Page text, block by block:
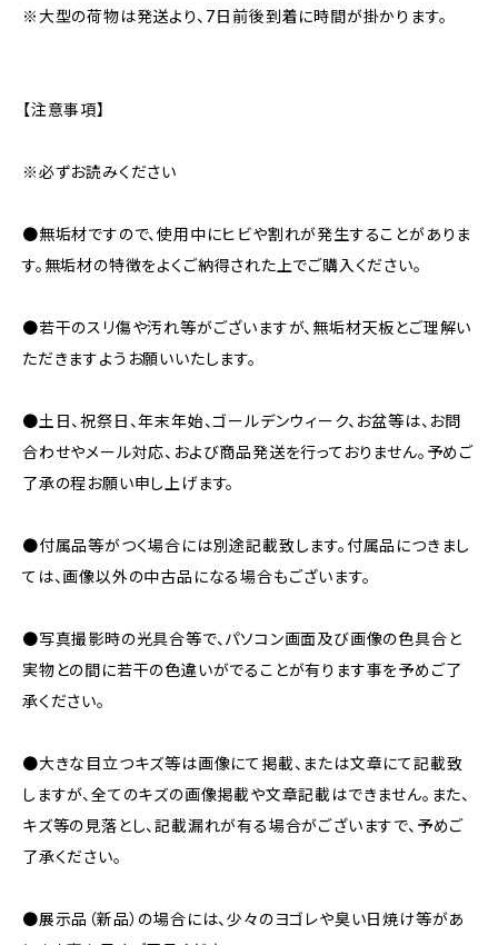
※大型の荷物は発送より、7日前後到着に時間が掛かります。
【注意事項】
※必ずお読みください
●無垢材ですので、使用中にヒビや割れが発生することがありま
す。無垢材の特徴をよくご納得された上でご購入ください。
●若干のスリ傷や汚れ等がございますが、無垢材天板とご理解い
ただきますようお願いいたします。
●土日、祝祭日、年末年始、ゴールデンウィーク、お盆等は、お問
合わせやメール対応、および商品発送を行っておりません。予めご
了承の程お願い申し上げます。
●付属品等がつく場合には別途記載致します。付属品につきまし
ては、画像以外の中古品になる場合もございます。
●写真撮影時の光具合等で、パソコン画面及び画像の色具合と
実物との間に若干の色違いがでることが有ります事を予めご了
承ください。
●大きな目立つキズ等は画像にて掲載、または文章にて記載致
しますが、全てのキズの画像掲載や文章記載はできません。また、
キズ等の見落とし、記載漏れが有る場合がございますで、予めご
了承ください。
●展示品（新品）の場合には、少々のヨゴレや臭い日焼け等があ